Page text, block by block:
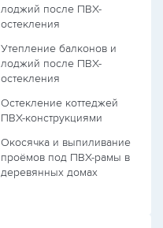
лоджий после ПВХ-
остекления
Утепление балконов и
лоджий после ПВХ-
остекления
Остекление коттеджей
ПВХ-конструкциями
Окосячка и выпиливание
проёмов под ПВХ-рамы в
деревянных домах